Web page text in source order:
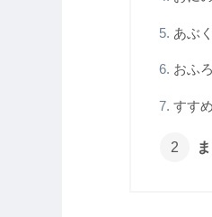
あぶ
おふ
すす